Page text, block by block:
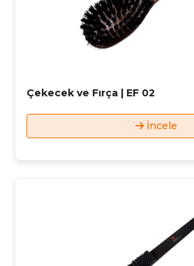
Çekecek ve Fırça | EF 02
İncele